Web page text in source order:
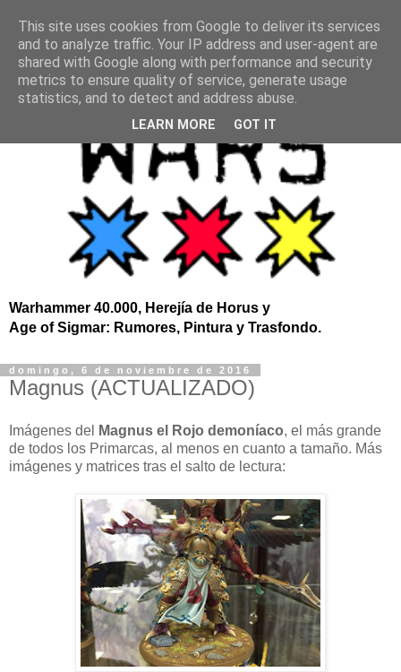
Warhammer 40.000, Herejía de Horus y
Age of Sigmar: Rumores, Pintura y Trasfondo.
domingo, 6 de noviembre de 2016
Magnus (ACTUALIZADO)
Imágenes del Magnus el Rojo demoníaco, el más grande
de todos los Primarcas, al menos en cuanto a tamaño. Más
imágenes y matrices tras el salto de lectura:
This site uses cookies from Google to deliver its services
and to analyze traffic. Your IP address and user-agent are
shared with Google along with performance and security
metrics to ensure quality of service, generate usage
statistics, and to detect and address abuse.
LEARN MORE GOT IT